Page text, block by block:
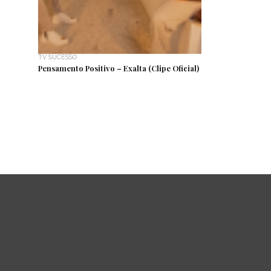
TV SUCESSO
Pensamento Positivo – Exalta (Clipe Oficial)